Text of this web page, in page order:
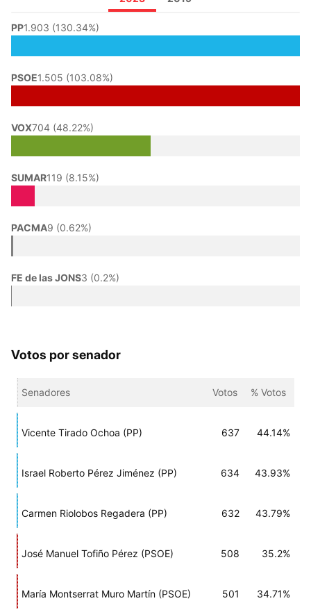
PP1.903 (130.34%)
PSOE1.505 (103.08%)
VOX704 (48.22%)
SUMAR119 (8.15%)
PACMA9 (0.62%)
FE de las JONS3 (0.2%)
Votos por senador
Senadores Votos % Votos
Vicente Tirado Ochoa (PP) 637 44.14%
Israel Roberto Pérez Jiménez (PP) 634 43.93%
Carmen Riolobos Regadera (PP) 632 43.79%
José Manuel Tofiño Pérez (PSOE) 508 35.2%
María Montserrat Muro Martín (PSOE) 501 34.71%